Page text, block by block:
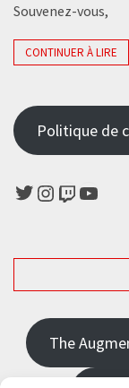
Souvenez-vous,
CONTINUER À LIRE
Politique de
Twitter
Instagram
Twitch
The